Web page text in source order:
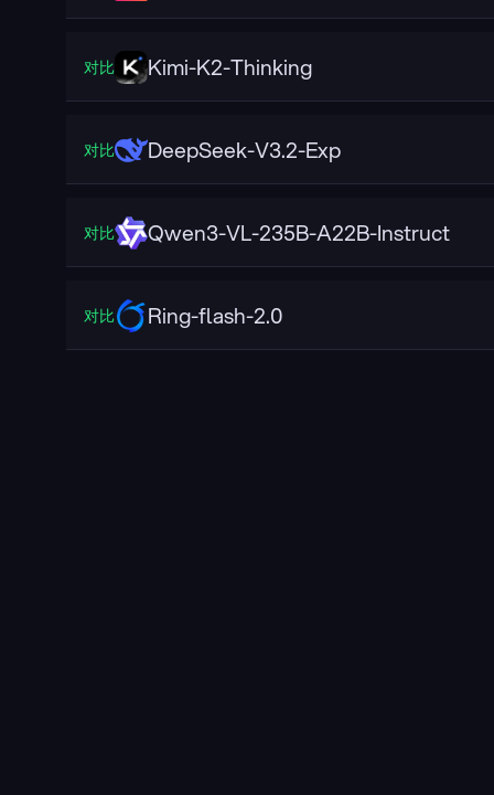
对比 Kimi-K2-Thinking
对比 DeepSeek-V3.2-Exp
对比 Qwen3-VL-235B-A22B-Instruct
对比 Ring-flash-2.0